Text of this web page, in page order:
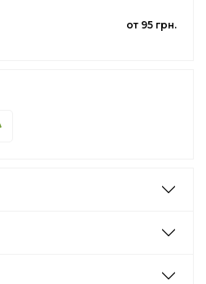
от 95 грн.